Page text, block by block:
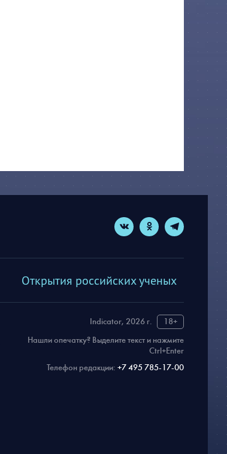
Открытия российских ученых
Indicator, 2026 г.
18+
Нашли опечатку? Выделите текст и нажмите
Ctrl+Enter
Телефон редакции: +7 495 785-17-00